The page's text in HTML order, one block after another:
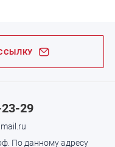
29
По данному адресу